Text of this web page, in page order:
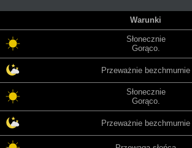
Warunki
Słonecznie
Gorąco.
Przeważnie bezchmurnie
Słonecznie
Gorąco.
Przeważnie bezchmurnie